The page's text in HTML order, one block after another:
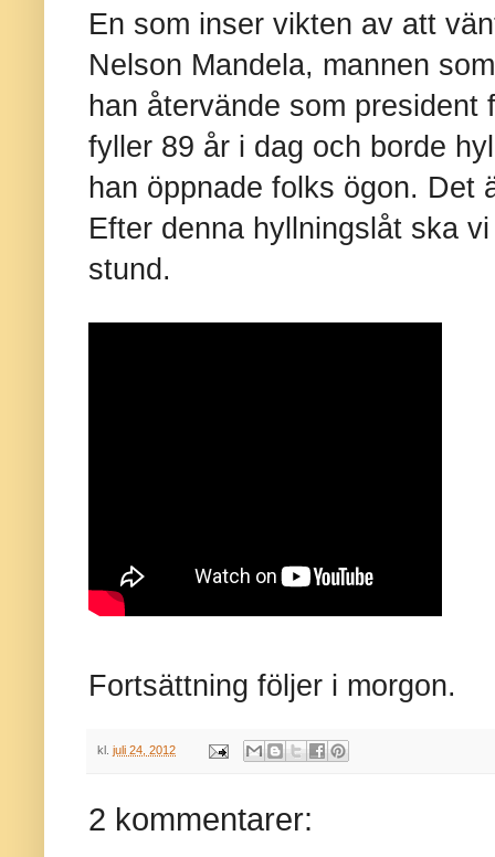
En som inser vikten av att
Nelson Mandela, mannen
han återvände som
fyller 89 år i dag och borde
han öppnade folks ögon. Det
Efter denna hyllningslåt ska
stund.
Fortsättning följer i morgon.
kl. juli 24, 2012
2 kommentarer: